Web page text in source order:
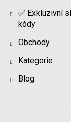
✅ Exkluzivní
kódy
Obchody
Kategorie
Blog